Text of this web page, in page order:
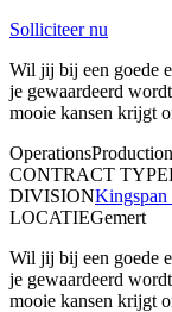
Solliciteer nu
Wil jij bij een goede
je gewaardeerd
mooie kansen krijgt
OperationsProduction
CONTRACT TYPE
DIVISION
LOCATIEGemert
Wil jij bij een goede
je gewaardeerd
mooie kansen krijgt